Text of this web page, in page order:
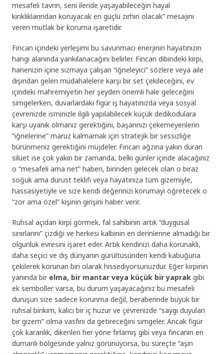
mesafeli tavrın, seni ileride yaşayabileceğin hayal
kırıklıklarından koruyacak en güçlü zırhın olacak” mesajını
veren mutlak bir koruma işaretidir.
Fincan içindeki yerleşimi bu savunmacı enerjinin hayatınızın
hangi alanında yankılanacağını belirler. Fincan dibindeki kirpi,
hanenizin içine sızmaya çalışan “iğneleyici” sözlere veya aile
dışından gelen müdahalelere karşı bir set çekileceğini, ev
içindeki mahremiyetin her şeyden önemli hale geleceğini
simgelerken, duvarlardaki figür iş hayatınızda veya sosyal
çevrenizde isminizle ilgili yapılabilecek küçük dedikodulara
karşı uyanık olmanız gerektiğini, başarınızı çekemeyenlerin
“iğnelerine” maruz kalmamak için stratejik bir sessizliğe
bürünmeniz gerektiğini müjdeler. Fincan ağzına yakın duran
silüet ise çok yakın bir zamanda, belki günler içinde alacağınız
o “mesafeli ama net” haberi, birinden gelecek olan o biraz
soğuk ama dürüst teklifi veya hayatınıza tüm gizemiyle,
hassasiyetiyle ve size kendi değerinizi korumayı öğretecek o
“zor ama özel” kişinin girişini haber verir.
Ruhsal açıdan kirpi görmek, fal sahibinin artık “duygusal
sınırlarını” çizdiği ve herkesi kalbinin en derinlerine almadığı bir
olgunluk evresini işaret eder. Artık kendinizi daha korunaklı,
daha seçici ve dış dünyanın gürültüsünden kendi kabuğuna
çekilerek korunan biri olarak hissediyorsunuzdur. Eğer kirpinin
yanında bir elma, bir mantar veya küçük bir yaprak gibi
ek semboller varsa, bu durum yaşayacağınız bu mesafeli
duruşun size sadece korunma değil, beraberinde büyük bir
ruhsal birikim, kalıcı bir iç huzur ve çevrenizde “saygı duyulan
bir gizem” olma vasfını da getireceğini simgeler. Ancak figür
çok karanlık, dikenleri her yöne fırlamış gibi veya fincanın en
dumanlı bölgesinde yalnız görünüyorsa, bu süreçte “aşırı